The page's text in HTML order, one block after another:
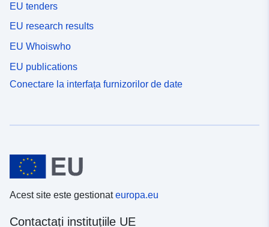
EU tenders
EU research results
EU Whoiswho
EU publications
Conectare la interfața furnizorilor de date
Acest site este gestionateuropa.eu
Contactați instituțiile UE